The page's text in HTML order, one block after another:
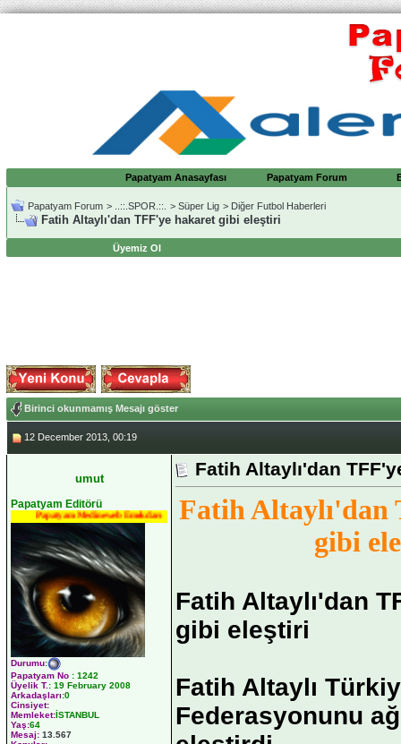
Papatyam Anasayfası Papatyam Forum
Papatyam Forum > ..::.SPOR.::. > Süper Lig > Diğer Futbol Haberleri
Fatih Altaylı'dan TFF'ye hakaret gibi eleştiri
Üyemiz Ol
Birinci okunmamış Mesajı göster
12 December 2013, 00:19
umut
Papatyam Editörü
Papatyam Medineweb Emekdarı
Durumu:
Papatyam No : 1242
Üyelik T.: 19 February 2008
Arkadaşları:0
Cinsiyet:
Memleket:İSTANBUL
Yaş:64
Mesaj: 13.567
Fatih Altaylı'dan
Fatih Altaylı'dan
gibi
Fatih Altaylı'dan
gibi eleştiri
Fatih Altaylı
Federasyonunu